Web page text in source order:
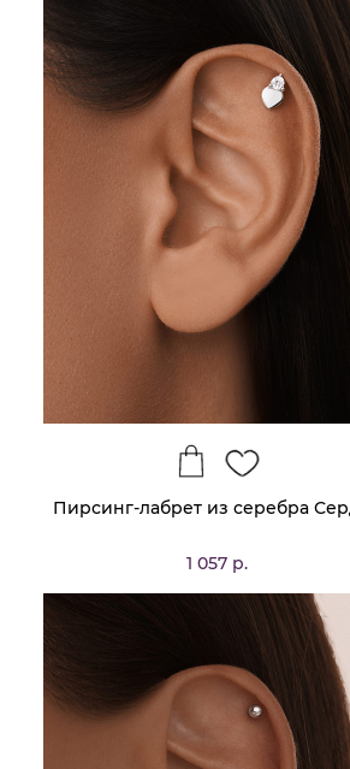
Пирсинг-лабрет из серебра
1 057 р.